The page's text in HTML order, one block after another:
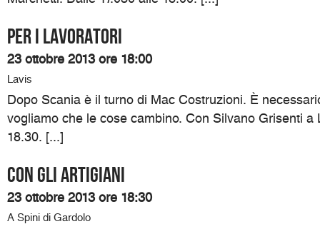
Per i lavoratori
23 ottobre 2013 ore 18:00
Lavis
Dopo Scania è il turno di Mac Costruzioni. È
vogliamo che le cose cambino. Con Silvano Grisenti a
18.30. [...]
Con gli artigiani
23 ottobre 2013 ore 18:30
A Spini di Gardolo